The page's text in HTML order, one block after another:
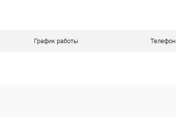
График работы Телефон